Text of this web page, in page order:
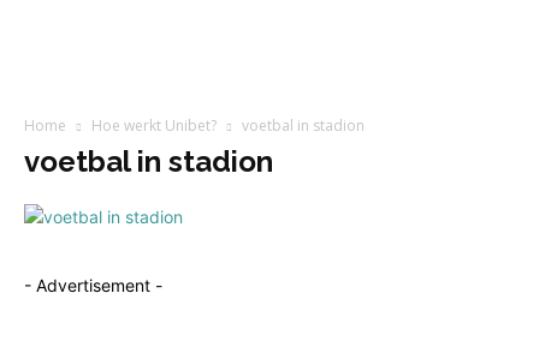
Home Hoe werkt Unibet? voetbal in stadion
voetbal in stadion
- Advertisement -